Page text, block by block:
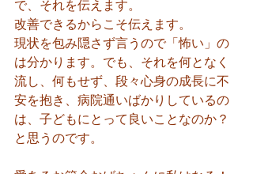
で、それを伝えます。
改善できるからこそ伝えます。
現状を包み隠さず言うので「怖い」の
は分かります。でも、それを何となく
流し、何もせず、段々心身の成長に不
安を抱き、病院通いばかりしているの
は、子どもにとって良いことなのか？
と思うのです。